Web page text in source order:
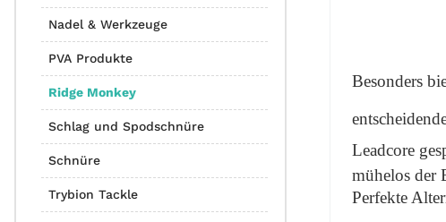
Besonders
Leadcore
mühelos der
Perfekte
Nadel & Werkzeuge
PVA Produkte
Ridge Monkey
Schlag und Spodschnüre
Schnüre
Trybion Tackle